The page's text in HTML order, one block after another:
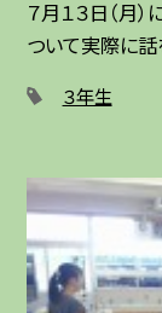
７月１３日（月
ついて実際に
３年生